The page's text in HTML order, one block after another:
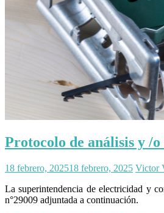
Protocolo de análisis y /
18 febrero, 202518 febrero, 2025 Victor
La superintendencia de electricidad y
n°29009 adjuntada a continuación.